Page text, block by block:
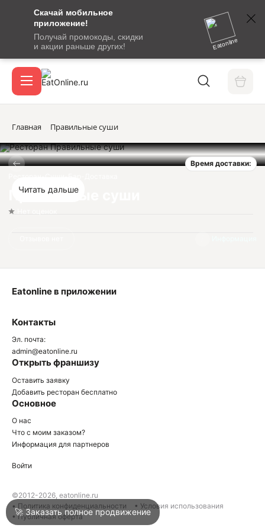
Скачай мобильное
приложение!
Получай промокоды, скидки
и акции раньше других!
Eatonline
сообщение
кодом
подтверждения
Акции
Войти
Написать в техподдержку
Главная Правильные суши
Время доставки:
Правильные суши
Читать дальше
Контакты
Эл. почта:
admin@eatonline.ru
Открыть франшизу
Оставить заявку
Добавить ресторан бесплатно
Основное
О нас
Что с моим заказом?
Информация для партнеров
Eatonline в приложении
Войти
©2012-2026, eatonline.ru
• Политика конфиденциальности
• Условия использования
• Публичная оферта
🚀 Заказать полное продвижение